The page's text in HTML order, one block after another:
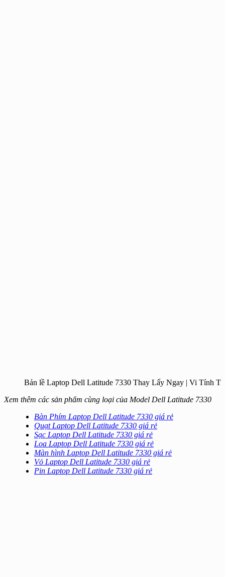
Bản lề Laptop Dell Latitude 7330 Thay Lấy Ngay | Vi Tính
Xem thêm các sản phẩm cùng loại của Model Dell Latitude 7330
Bàn Phím Laptop Dell Latitude 7330 giá rẻ
Quạt Laptop Dell Latitude 7330 giá rẻ
Sạc Laptop Dell Latitude 7330 giá rẻ
Loa Laptop Dell Latitude 7330 giá rẻ
Màn hình Laptop Dell Latitude 7330 giá rẻ
Vỏ Laptop Dell Latitude 7330 giá rẻ
Pin Laptop Dell Latitude 7330 giá rẻ